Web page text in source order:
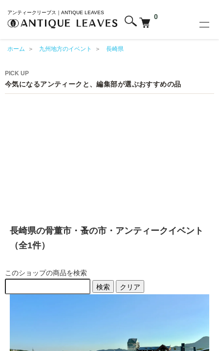
アンティークリーブス｜ANTIQUE LEAVES
0
ホーム ＞ 九州地方のイベント ＞ 長崎県
PICK UP
今気になるアンティークと、編集部が選ぶおすすめの品
長崎県の骨董市・蚤の市・アンティークイベント
（全1件）
このショップの商品を検索
検索 クリア